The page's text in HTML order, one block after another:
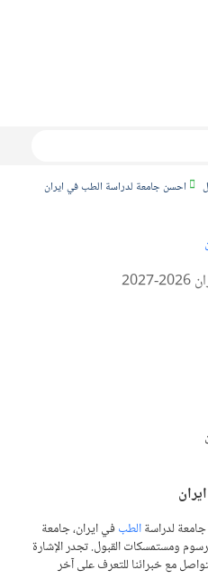
احسن جامعة لدراسة الطب في ايران
لدراسةالطبفي ايران، جامعة
ومستمسكات القبول. تجدر الإشارة
مع خبرائنا للتعرف على آخر